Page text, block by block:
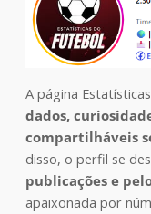
A página
dados,
compartilháveis
disso, o perfil se
publicações e
apaixonada por